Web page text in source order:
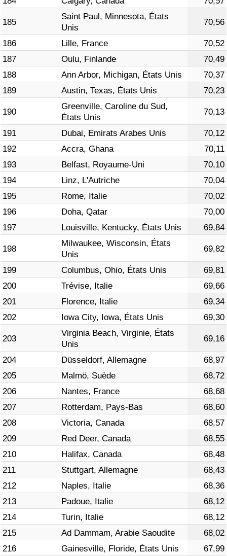
185
Saint Paul, Minnesota, États
Unis
70,56
186 Lille, France
70,52
187
Oulu, Finlande
70,49
188
Ann Arbor, Michigan, États Unis
70,37
189
Austin, Texas, États Unis 70,23
190
Greenville, Caroline du Sud,
États Unis
70,13
191 Dubai, Emirats Arabes Unis
70,12
192
Accra, Ghana
70,11
193
Belfast, Royaume-Uni
70,10
194
Linz, L'Autriche
70,04
195
Rome, Italie
70,02
196
Doha, Qatar
70,00
197
Louisville, Kentucky, États Unis 69,84
198
Milwaukee, Wisconsin, États
Unis
69,82
199 Columbus, Ohio, États Unis
69,81
200
Trévise, Italie
69,66
201
Florence, Italie
69,34
202
Iowa City, Iowa, États Unis 69,30
203
Virginia Beach, Virginie, États
Unis
69,16
204 Düsseldorf, Allemagne
68,97
205
Malmö, Suède
68,72
206
Nantes, France
68,68
207
Rotterdam, Pays-Bas
68,60
208
Victoria, Canada
68,57
209
Red Deer, Canada
68,55
210
Halifax, Canada
68,48
211
Stuttgart, Allemagne
68,43
212
Naples, Italie
68,36
213
Padoue, Italie
68,12
214
Turin, Italie
68,12
215
Ad Dammam, Arabie Saoudite
68,02
216
Gainesville, Floride, États Unis
67,99